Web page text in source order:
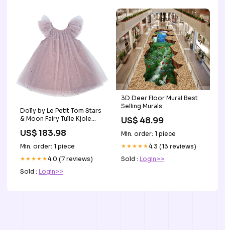
Dolly by Le Petit Tom Stars
& Moon Fairy Tulle Kjole
PIM_CategoryId_2500
US$ 183.98
Min. order: 1 piece
★★★★★4.0 (7 reviews)
Sold : Login>>
3D Deer Floor Mural Best
Selling Murals
US$ 48.99
Min. order: 1 piece
★★★★★4.3 (13 reviews)
Sold : Login>>